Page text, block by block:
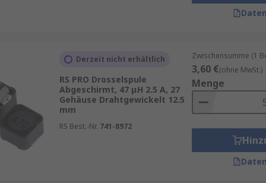
von Gleichstrom oder zur Stabilisierung der Spannung
Tags und vielen anderen elektronischen Geräten
Vorteile. Durch ihre kompakte Bauform eignen sie
häufig anzutreffen sind. Die Oberflächenmontage
die Effizienz steigert. Die breite Palette von
am besten geeigneten SMD-Induktoren
Derzeit nicht erhältlich
RS PRO Drosselspule
Abgeschirmt, 47 μH 2.5 A, 27
Gehäuse Drahtgewickelt 12.5
mm
RS Best.-Nr. 741-8972
Zwischensumme (1
3,60 €(ohne MwSt.)
Menge